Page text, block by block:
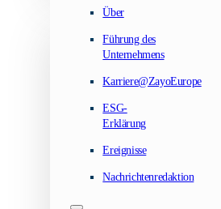
Über
Führung des
Unternehmens
Karriere@ZayoEurope
ESG-
Erklärung
Ereignisse
Nachrichtenredaktion